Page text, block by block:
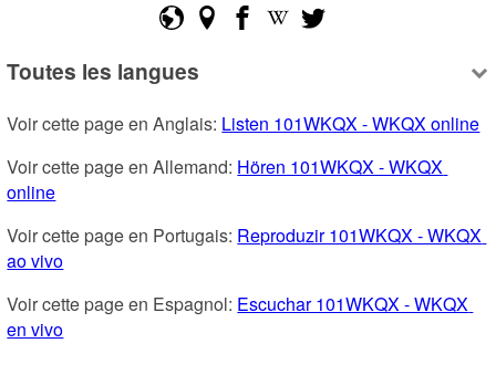
Toutes les langues
Voir cette page en Anglais: Listen 101WKQX - WKQX online
Voir cette page en Allemand: Hören 101WKQX - WKQX
online
Voir cette page en Portugais: Reproduzir 101WKQX - WKQX
ao vivo
Voir cette page en Espagnol: Escuchar 101WKQX - WKQX
en vivo